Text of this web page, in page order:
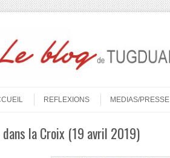
REFLEXIONS MEDIAS/PRESSE
dans la Croix (19 avril 2019)